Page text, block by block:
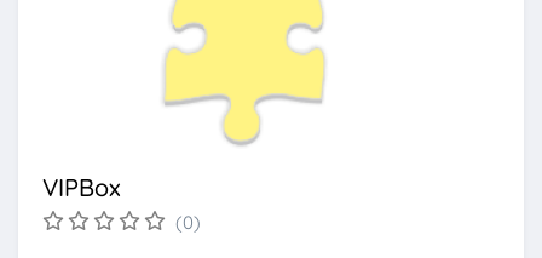
VIPBox
(0)